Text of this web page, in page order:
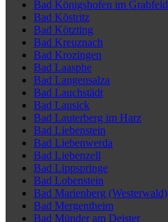
Bad Königshofen im Grabfeld
Bad Köstritz
Bad Kötzting
Bad Kreuznach
Bad Krozingen
Bad Laasphe
Bad Langensalza
Bad Lauchstädt
Bad Lausick
Bad Lauterberg im Harz
Bad Liebenstein
Bad Liebenwerda
Bad Liebenzell
Bad Lippspringe
Bad Lobenstein
Bad Marienberg (Westerwald)
Bad Mergentheim
Bad Münder am Deister